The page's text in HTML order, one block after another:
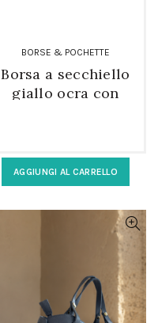
BORSE & POCHETTE
Borsa a secchiello
giallo ocra con
AGGIUNGI AL CARRELLO